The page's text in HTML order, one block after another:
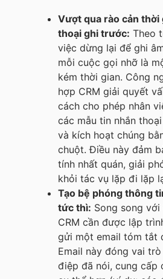
Vượt qua rào cản thời
thoại ghi trước: Theo
việc dừng lại để ghi
mỗi cuộc gọi nhỡ là
kém thời gian. Công
hợp CRM giải quyết
cách cho phép nhân
các mẫu tin nhắn
và kích hoạt chúng
chuột. Điều này đảm
tính nhất quán, giải
khỏi tác vụ lặp đi lặp
Tạo bệ phóng thông
tức thì: Song song
CRM cần được lập
gửi một email tóm tắt
Email này đóng vai
điệp đã nói, cung cấp